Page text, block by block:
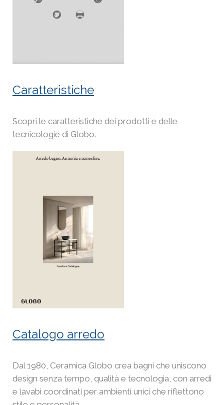
Caratteristiche
Scopri le caratteristiche dei prodotti e delle
tecnicologie di Globo.
Catalogo arredo
Dal 1980, Ceramica Globo crea bagni che uniscono
design senza tempo, qualità e tecnologia, con arredi
e lavabi coordinati per ambienti unici che riflettono